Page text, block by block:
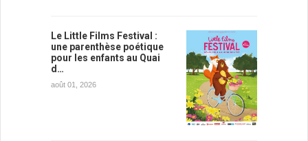
Le Little Films Festival :
une parenthèse poétique
pour les enfants au Quai
d…
août 01, 2026